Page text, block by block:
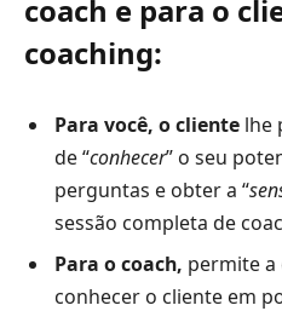
coach e para o
coaching:
Para você, o cliente lhe
de “conhecer” o seu
perguntas e obter a “
sessão completa de
Para o coach, permite a
conhecer o cliente em